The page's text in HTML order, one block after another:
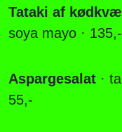
Tataki af
soya mayo · 135,-
Aspargesalat ·
55,-